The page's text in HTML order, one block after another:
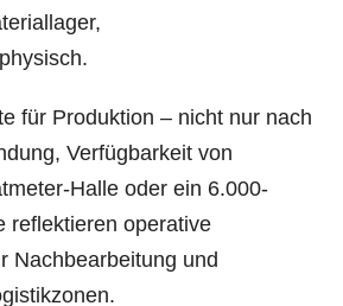
für Produktion – nicht nur nach
Verfügbarkeit von
Halle oder ein 6.000-
reflektieren operative
Nachbearbeitung und